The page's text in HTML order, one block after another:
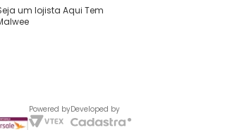
um lojista Aqui Tem
Powered byDeveloped by